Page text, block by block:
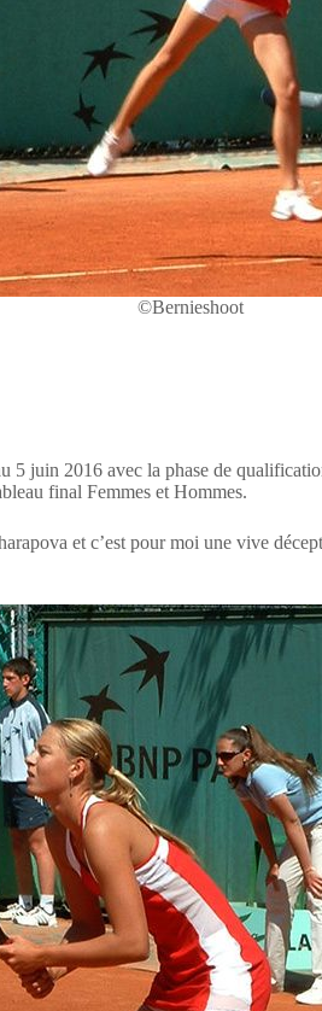
©Bernieshoot
5 juin 2016 avec la phase de
final Femmes et Hommes.
et c’est pour moi une vive